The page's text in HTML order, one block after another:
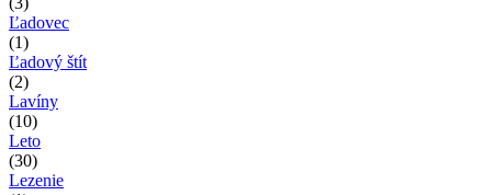
Ľadovec
(1)
Ľadový štít
(2)
Lavíny
(10)
Leto
(30)
Lezenie